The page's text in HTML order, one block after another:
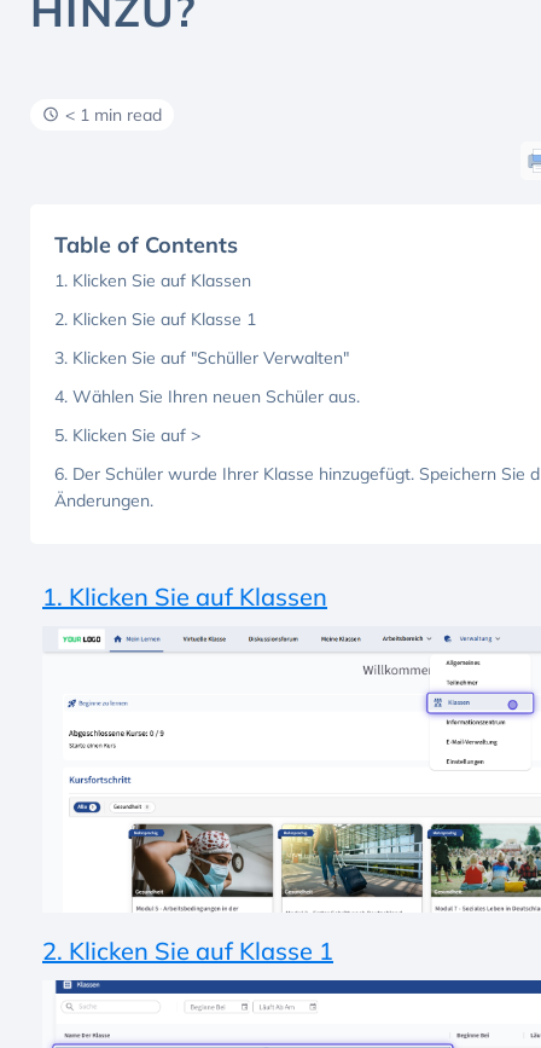
< 1 min read
Table of Contents
1. Klicken Sie auf Klassen
2. Klicken Sie auf Klasse 1
3. Klicken Sie auf "Schüller Verwalten"
4. Wählen Sie Ihren neuen Schüler aus.
5. Klicken Sie auf >
6. Der Schüler wurde Ihrer Klasse hinzugefügt. Speichern Sie
Änderungen.
1. Klicken Sie auf Klassen
2. Klicken Sie auf Klasse 1